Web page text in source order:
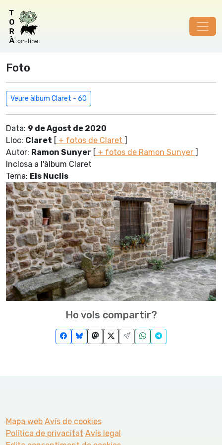
Foto
Veure àlbum Claret - 60
Data: 9 de Agost de 2020
Lloc: Claret [ + fotos de Claret ]
Autor: Ramon Sunyer [ + fotos de Ramon Sunyer ]
Inclosa a l'àlbum Claret
Tema: Els Nuclis
Ho vols compartir?
Mapa web Avís de cookies
Política de privacitat Avís legal